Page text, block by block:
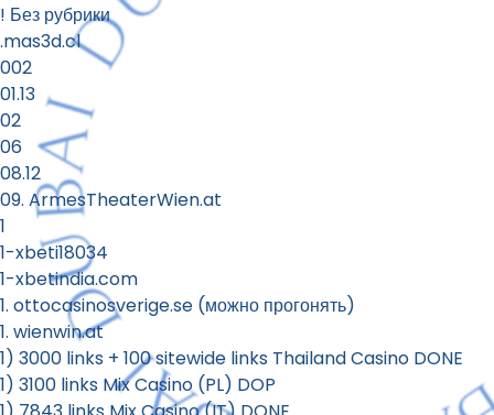
! Без рубрики
.mas3d.cl
002
01.13
02
06
08.12
09. ArmesTheaterWien.at
1
1-xbeti18034
1-xbetindia.com
1. ottocasinosverige.se (можно прогонять)
1. wienwin.at
1) 3000 links + 100 sitewide links Thailand Casino DONE
1) 3100 links Mix Casino (PL) DOP